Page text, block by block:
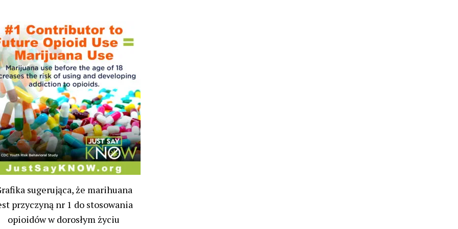
sugerująca, że marihuana
przyczyną nr 1 do stosowania
opioidów w dorosłym życiu